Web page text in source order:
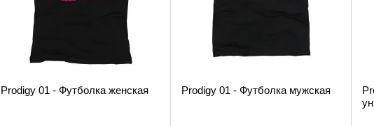
Prodigy 01 - Футболка женская Prodigy 01 - Футболка мужская